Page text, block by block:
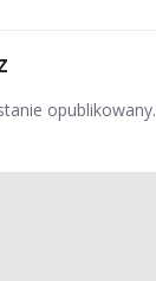
opublikowany.